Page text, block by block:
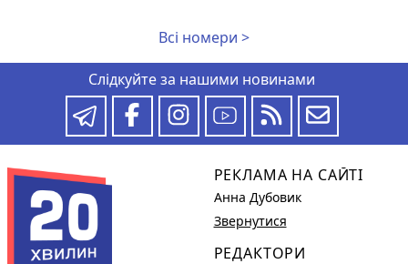
Всі номери >
Слідкуйте за нашими новинами
РЕКЛАМА НА САЙТІ
Анна Дубовик
Звернутися
РЕДАКТОРИ